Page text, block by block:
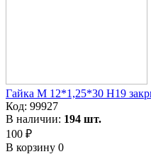
Гайка M 12*1,25*30 H19
Код: 99927
В наличии: 194 шт.
100 ₽
В корзину 0